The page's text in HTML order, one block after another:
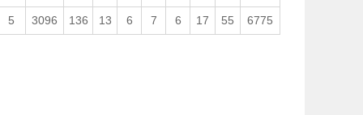
5 3096 136 13 6 7 6 17 55 6775